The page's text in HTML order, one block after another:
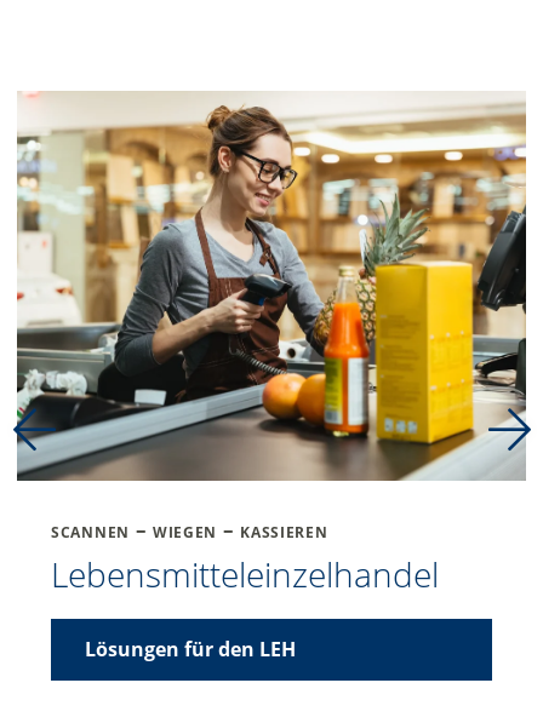
scannen – wiegen – kassieren
Lebensmitteleinzelhandel
Lösungen für den LEH